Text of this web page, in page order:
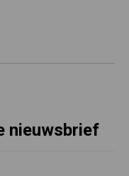
nieuwsbrief